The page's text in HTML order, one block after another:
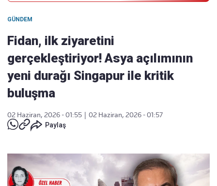
GÜNDEM
Fidan, ilk ziyaretini
gerçekleştiriyor! Asya açılımının
yeni durağı Singapur ile kritik
buluşma
02 Haziran, 2026 - 01:55
02 Haziran, 2026 - 01:57
Paylaş